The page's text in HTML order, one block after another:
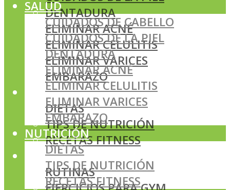
DENTADURA
ELIMINAR ACNÉ
ELIMINAR CELULITIS
ELIMINAR VARICES
EMBARAZO
NUTRICIÓN
DIETAS
TIPS DE NUTRICIÓN
RECETAS FITNESS
GYM
RUTINAS
SALUD
CUIDADOS DE CABELLO
CUIDADOS DE LA PIEL
DENTADURA
ELIMINAR ACNÉ
ELIMINAR CELULITIS
ELIMINAR VARICES
EMBARAZO
NUTRICIÓN
DIETAS
TIPS DE NUTRICIÓN
RECETAS FITNESS